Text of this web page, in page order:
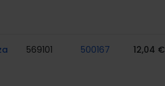
569101 500167 12,04 €